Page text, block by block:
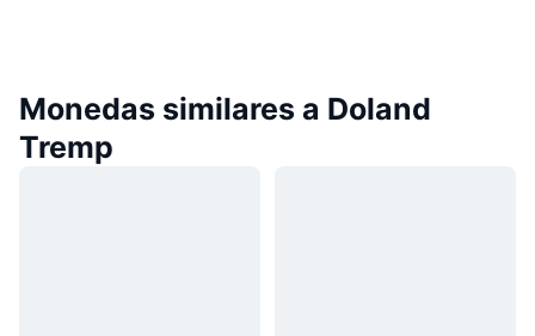
Monedas similares a Doland
Tremp